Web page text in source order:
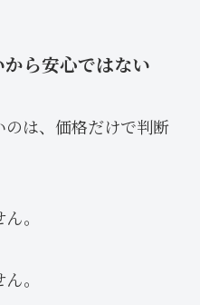
ら安心ではない
は、価格だけで判断
。
。